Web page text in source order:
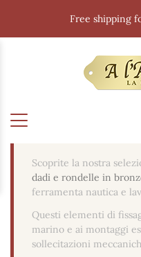
Free shipping
Scoprite la nostra
dadi e rondelle in
ferramenta nautica e
Questi elementi di
marino e ai montaggi
sollecitazioni